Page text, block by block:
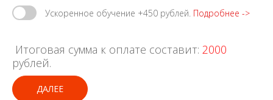
Ускоренное обучение +450 рублей. Подробнее ->
Итоговая сумма к оплате составит: 2000
рублей.
ДАЛЕЕ